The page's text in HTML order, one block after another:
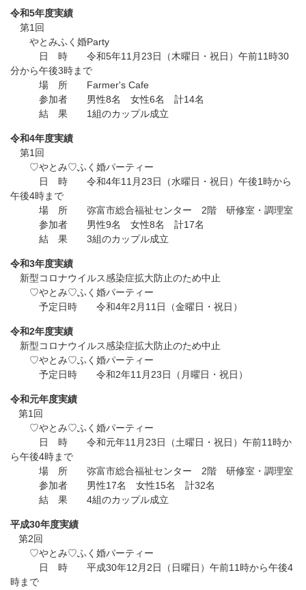
令和5年度実績
第1回
やとみふく婚Party
日 時 令和5年11月23日（木曜日・祝日）午前11時30
分から午後3時まで
場 所 Farmer's Cafe
参加者 男性8名 女性6名 計14名
結 果 1組のカップル成立
令和4年度実績
第1回
♡やとみ♡ふく婚パーティー
日 時 令和4年11月23日（水曜日・祝日）午後1時から
午後4時まで
場 所 弥富市総合福祉センター 2階 研修室・調理室
参加者 男性9名 女性8名 計17名
結 果 3組のカップル成立
令和3年度実績
新型コロナウイルス感染症拡大防止のため中止
♡やとみ♡ふく婚パーティー
予定日時 令和4年2月11日（金曜日・祝日）
令和2年度実績
新型コロナウイルス感染症拡大防止のため中止
♡やとみ♡ふく婚パーティー
予定日時 令和2年11月23日（月曜日・祝日）
令和元年度実績
第1回
♡やとみ♡ふく婚パーティー
日 時 令和元年11月23日（土曜日・祝日）午前11時か
ら午後4時まで
場 所 弥富市総合福祉センター 2階 研修室・調理室
参加者 男性17名 女性15名 計32名
結 果 4組のカップル成立
平成30年度実績
第2回
♡やとみ♡ふく婚パーティー
日 時 平成30年12月2日（日曜日）午前11時から午後4
時まで